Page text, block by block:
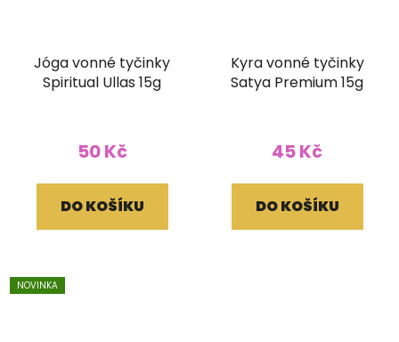
Jóga vonné tyčinky
Spiritual Ullas 15g
50 Kč
DO KOŠÍKU
Kyra vonné tyčinky
Satya Premium 15g
45 Kč
DO KOŠÍKU
NOVINKA